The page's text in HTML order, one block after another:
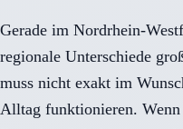
Gerade im Nordrhein-
regionale Unterschiede
muss nicht exakt im
Alltag funktionieren. Wenn